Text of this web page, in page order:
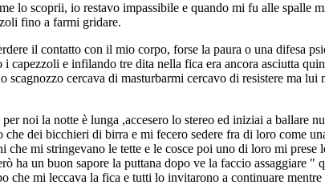
lo scoprii, io restavo impassibile e quando mi fu alle spalle
fino a farmi gridare.
il contatto con il mio corpo, forse la paura o una difesa
capezzoli e infilando tre dita nella fica era ancora asciutta
cercava di masturbarmi cercavo di resistere ma lui
noi la notte è lunga ,accesero lo stereo ed iniziai a ballare
dei bicchieri di birra e mi fecero sedere fra di loro come
mi stringevano le tette e le cosce poi uno di loro mi prese
un buon sapore la puttana dopo ve la faccio assaggiare "
mi leccava la fica e tutti lo invitarono a continuare